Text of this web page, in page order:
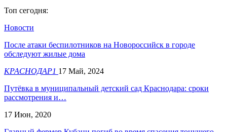
Топ сегодня:
Новости
После атаки беспилотников на Новороссийск в городе
обследуют жилые дома
КРАСНОДАР1 17 Май, 2024
Путёвка в муниципальный детский сад Краснодара: сроки
рассмотрения и…
17 Июн, 2020